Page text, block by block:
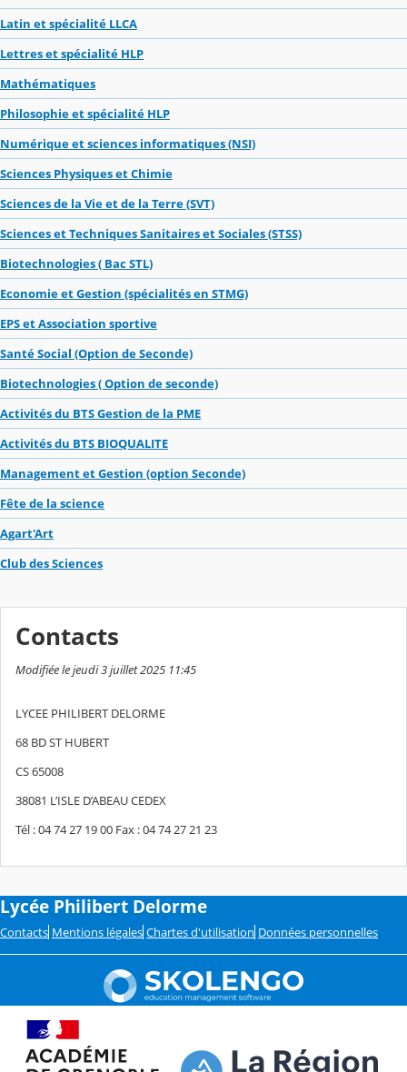
Latin et spécialité LLCA
Lettres et spécialité HLP
Mathématiques
Philosophie et spécialité HLP
Numérique et sciences informatiques (NSI)
Sciences Physiques et Chimie
Sciences de la Vie et de la Terre (SVT)
Sciences et Techniques Sanitaires et Sociales (STSS)
Biotechnologies ( Bac STL)
Economie et Gestion (spécialités en STMG)
EPS et Association sportive
Santé Social (Option de Seconde)
Biotechnologies ( Option de seconde)
Activités du BTS Gestion de la PME
Activités du BTS BIOQUALITE
Management et Gestion (option Seconde)
Fête de la science
Agart'Art
Club des Sciences
Contacts
Modifiée le jeudi 3 juillet 2025 11:45
LYCEE PHILIBERT DELORME
68 BD ST HUBERT
CS 65008
38081 L’ISLE D’ABEAU CEDEX
Tél : 04 74 27 19 00 Fax : 04 74 27 21 23
Lycée Philibert Delorme
Contacts Mentions légales Chartes d'utilisation Données personnelles